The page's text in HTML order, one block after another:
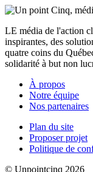
LE média de l'action
inspirantes, des
quatre coins du
solidarité à but non
À propos
Notre équipe
Nos partenaires
Plan du site
Proposer projet
Politique de
© Unpointcinq 2026